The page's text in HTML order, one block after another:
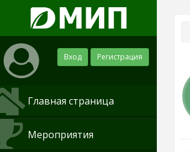
Вход Регистрация
Главная страница
Мероприятия